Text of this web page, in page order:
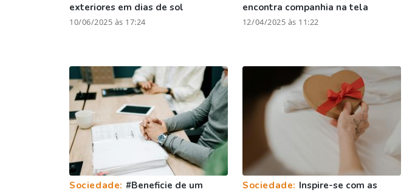
exteriores em dias de sol
10/06/2025 às 17:24
encontra companhia na tela
12/04/2025 às 11:22
Sociedade: #Beneficie de um
Sociedade: Inspire-se com as